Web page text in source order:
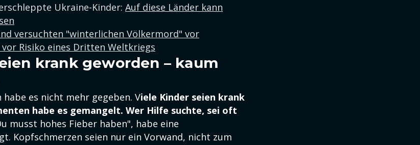
Ukraine-Kinder: Auf diese Länder kann
versuchten "winterlichen Völkermord" vor
vor Risiko eines Dritten Weltkriegs
krank geworden – kaum
es nicht mehr gegeben. Viele Kinder seien krank
habe es gemangelt. Wer Hilfe suchte, sei oft
musst hohes Fieber haben", habe eine
Kopfschmerzen seien nur ein Vorwand, nicht zum